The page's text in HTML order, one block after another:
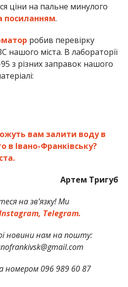
ціни на пальне минулого
посиланням.
робив перевірку
нашого міста. В лабораторії
з різних заправок нашого
вам залити воду в
в Івано-Франківську?
Артем Тригуб
на зв’язку! Ми
Telegram.
новини нам на пошту:
номером 096 989 60 87